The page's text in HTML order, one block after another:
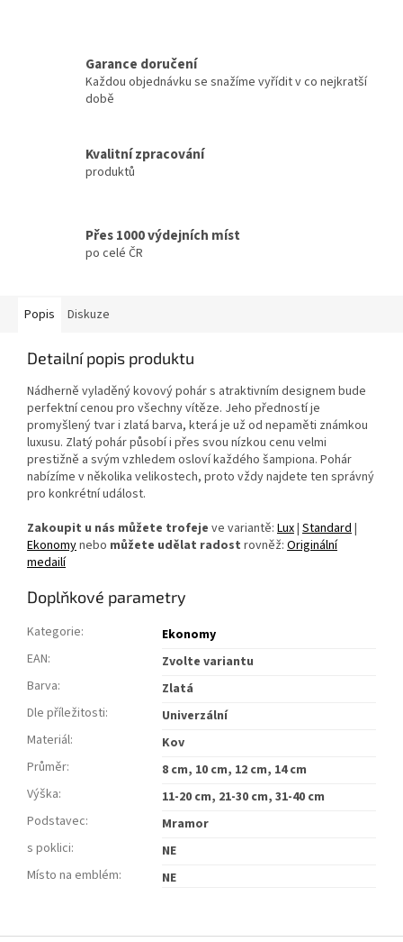
Garance doručení
Každou objednávku se snažíme vyřídit v co nejkratší
době
Kvalitní zpracování
produktů
Přes 1000 výdejních míst
po celé ČR
Popis Diskuze
Detailní popis produktu
Nádherně vyladěný kovový pohár s atraktivním designem bude
perfektní cenou pro všechny vítěze. Jeho předností je
promyšlený tvar i zlatá barva, která je už od nepaměti známkou
luxusu. Zlatý pohár působí i přes svou nízkou cenu velmi
prestižně a svým vzhledem osloví každého šampiona. Pohár
nabízíme v několika velikostech, proto vždy najdete ten správný
pro konkrétní událost.
Zakoupit u nás můžete trofeje ve variantě: Lux| Standard|
Ekonomynebo můžete udělat radost rovněž: Originální
medailí
Doplňkové parametry
Kategorie:
Ekonomy
EAN:
Zvolte variantu
Barva:
Zlatá
Dle příležitosti:
Univerzální
Materiál:
Kov
Průměr:
8 cm, 10 cm, 12 cm, 14 cm
Výška:
11-20 cm, 21-30 cm, 31-40 cm
Podstavec:
Mramor
s poklici:
NE
Místo na emblém: NE